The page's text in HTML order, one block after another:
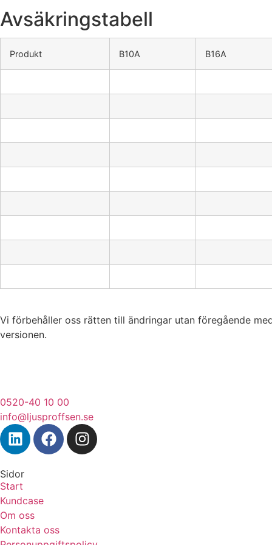
Avsäkringstabell
Produkt B10A B16A
Vi förbehåller oss rätten till ändringar utan föregående
versionen.
0520-40 10 00
info@ljusproffsen.se
Sidor
Start
Kundcase
Om oss
Kontakta oss